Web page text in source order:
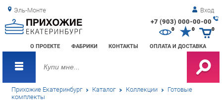
Эль-Монте Вход
+7 (903) 000-00-00
О ПРОЕКТЕ ФАБРИКИ КОНТАКТЫ ОПЛАТА И ДОСТАВКА
0 0
Прихожие Екатеринбург Каталог Коллекции Готовые
комплекты